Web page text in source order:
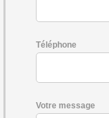
Téléphone
Votre message